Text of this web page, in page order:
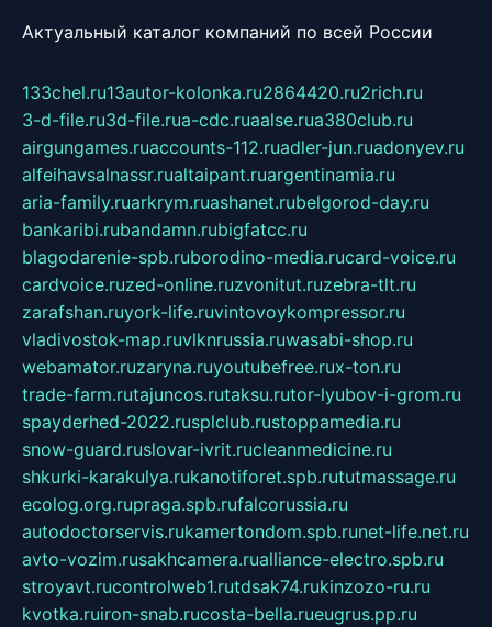
Актуальный каталог компаний по всей России
133chel.ru13autor-kolonka.ru2864420.ru2rich.ru
3-d-file.ru3d-file.rua-cdc.ruaalse.rua380club.ru
airgungames.ruaccounts-112.ruadler-jun.ruadonyev.ru
alfeihavsalnassr.rualtaipant.ruargentinamia.ru
aria-family.ruarkrym.ruashanet.rubelgorod-day.ru
bankaribi.rubandamn.rubigfatcc.ru
blagodarenie-spb.ruborodino-media.rucard-voice.ru
cardvoice.ruzed-online.ruzvonitut.ruzebra-tlt.ru
zarafshan.ruyork-life.ruvintovoykompressor.ru
vladivostok-map.ruvlknrussia.ruwasabi-shop.ru
webamator.ruzaryna.ruyoutubefree.rux-ton.ru
trade-farm.rutajuncos.rutaksu.rutor-lyubov-i-grom.ru
spayderhed-2022.rusplclub.rustoppamedia.ru
snow-guard.ruslovar-ivrit.rucleanmedicine.ru
shkurki-karakulya.rukanotiforet.spb.rututmassage.ru
ecolog.org.rupraga.spb.rufalcorussia.ru
autodoctorservis.rukamertondom.spb.runet-life.net.ru
avto-vozim.rusakhcamera.rualliance-electro.spb.ru
stroyavt.rucontrolweb1.rutdsak74.rukinzozo-ru.ru
kvotka.ruiron-snab.rucosta-bella.rueugrus.pp.ru